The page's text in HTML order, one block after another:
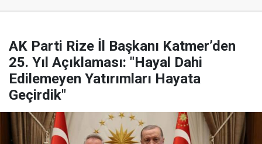
AK Parti Rize İl Başkanı Katmer’den
25. Yıl Açıklaması: "Hayal Dahi
Edilemeyen Yatırımları Hayata
Geçirdik"